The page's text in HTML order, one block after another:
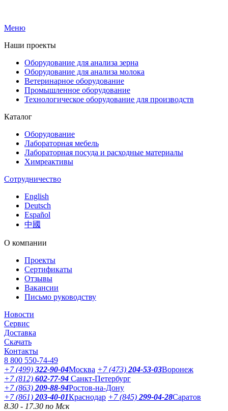
Меню
Наши проекты
Оборудование для анализа зерна
Оборудование для анализа молока
Ветеринарное оборудование
Промышленное оборудование
Технологическое оборудование для производств
Каталог
Оборудование
Лабораторная мебель
Лабораторная посуда и расходные материалы
Химреактивы
Сотрудничество
English
Deutsch
Español
中國
О компании
Проекты
Сертификаты
Отзывы
Вакансии
Письмо руководству
Новости
Сервис
Доставка
Скачать
Контакты
8 800 550-74-49
+7 (499) 322-90-04Москва +7 (473) 204-53-03Воронеж
+7 (812) 602-77-94 Санкт-Петербург
+7 (863) 209-88-94Ростов-на-Дону
+7 (861) 203-40-01Краснодар +7 (845) 299-04-28Саратов
8.30 - 17.30 по Мск